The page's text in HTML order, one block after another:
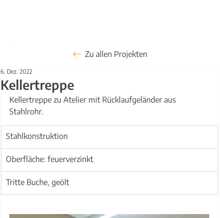
Kellertreppe
6. Dez. 2022
Kellertreppe zu Atelier mit Rücklaufgeländer aus
Stahlrohr.
Stahlkonstruktion
Oberfläche: feuerverzinkt
Tritte Buche, geölt
Zu allen Projekten